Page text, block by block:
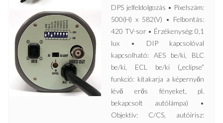
DPS jelfeldolgozás • Pixelszám:
500(H) x 582(V) • Felbontás:
420 TV-sor • Érzékenység: 0,1
lux • DIP kapcsolóval
kapcsolható: AES be/ki, BLC
be/ki, ECL be/ki („eclipse”
funkció: kitakarja a képernyőn
lévő erős fényeket, pl.
bekapcsolt autólámpa) •
Objektív: C/CS, autóírisz: